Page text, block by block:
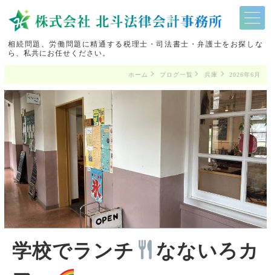
相続問題、労働問題に精通する税理士・司法書士・弁護士をお探しな
ら、私共にお任せください。
ホーム ブログ一覧 兵庫 2026年6月
学校でランチ
なないろカ